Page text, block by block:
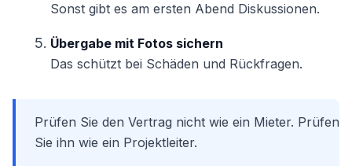
Sonst gibt es am ersten Abend Diskussionen.
Übergabe mit Fotos sichern
Das schützt bei Schäden und Rückfragen.
Prüfen Sie den Vertrag nicht wie ein Mieter. Prüfen
Sie ihn wie ein Projektleiter.